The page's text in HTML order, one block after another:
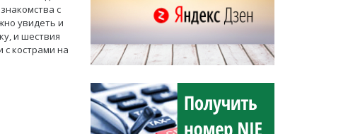
с
увидеть и
и шествия
с кострами на